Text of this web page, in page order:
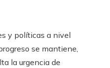
y políticas a nivel
se mantiene,
la urgencia de